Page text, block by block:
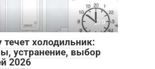
0
течет холодильник:
устранение, выбор
2026